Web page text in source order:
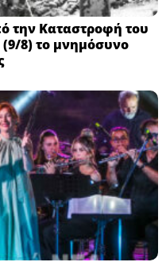
την Καταστροφή του
8) το μνημόσυνο